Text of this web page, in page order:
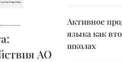
АО
Активное
языка как
школах